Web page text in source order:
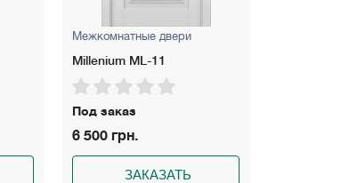
Межкомнатные двери
ULTRA U-011 Эмаль
Под заказ
4 250 грн.
ЗАКАЗАТЬ